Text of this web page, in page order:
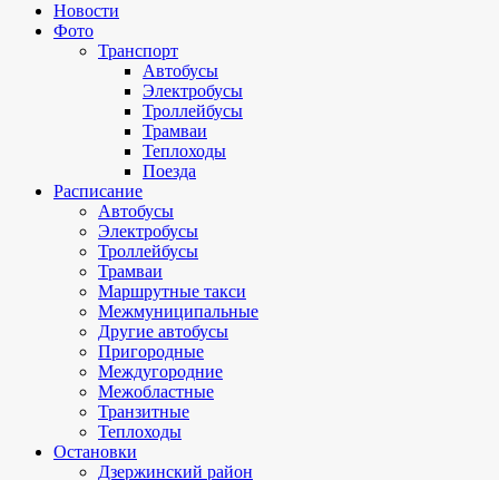
Новости
Фото
Транспорт
Автобусы
Электробусы
Троллейбусы
Трамваи
Теплоходы
Поезда
Расписание
Автобусы
Электробусы
Троллейбусы
Трамваи
Маршрутные такси
Межмуниципальные
Другие автобусы
Пригородные
Междугородние
Межобластные
Транзитные
Теплоходы
Остановки
Дзержинский район